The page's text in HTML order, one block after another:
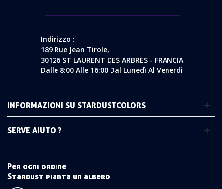
Indirizzo :
189 Rue Jean Tirole,
30126 ST LAURENT DES ARBRES - FRANCIA
Dalle 8:00 Alle 16:00 Dal Lunedì Al Venerdì
INFORMAZIONI SU STARDUSTCOLORS
SERVE AIUTO ?
Per ogni ordine
Stardust pianta un albero